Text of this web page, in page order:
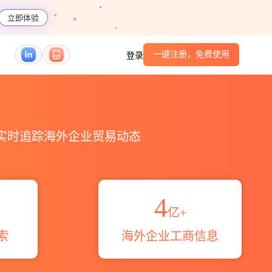
立即体验
登录 一键注册，免费使用
时追踪海外企业贸易动态
4亿+
海外企业工商信息